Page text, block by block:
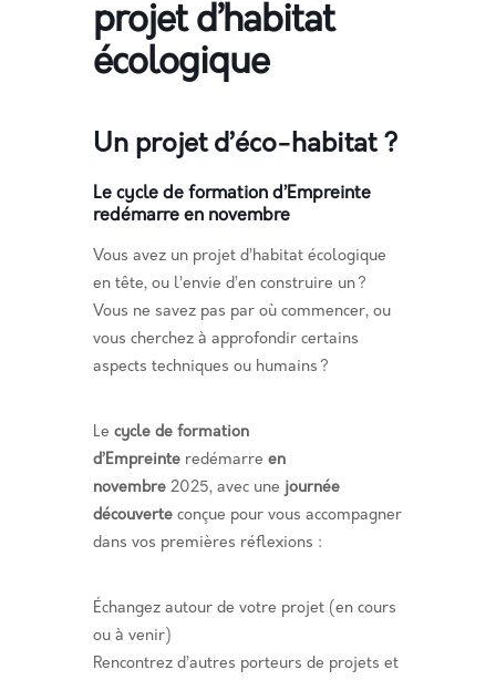
projet d’habitat
écologique
Un projet d’éco-habitat ?
Le cycle de formation d’Empreinte
redémarre en novembre
Vous avez un projet d’habitat écologique
en tête, ou l’envie d’en construire un ?
Vous ne savez pas par où commencer, ou
vous cherchez à approfondir certains
aspects techniques ou humains ?
Le cycle de formation
d’Empreinte redémarre en
novembre 2025, avec une journée
découverte conçue pour vous accompagner
dans vos premières réflexions :
Échangez autour de votre projet (en cours
ou à venir)
Rencontrez d’autres porteurs de projets et